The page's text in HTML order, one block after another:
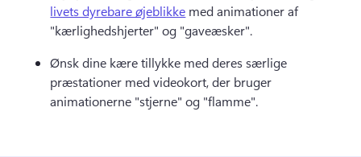
livets dyrebare øjeblikke med animationer af
"kærlighedshjerter" og "gaveæsker".
Ønsk dine kære tillykke med deres særlige
præstationer med videokort, der bruger
animationerne "stjerne" og "flamme".